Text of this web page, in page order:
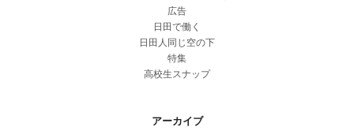
広告
日田で働く
日田人同じ空の下
特集
高校生スナップ
アーカイブ